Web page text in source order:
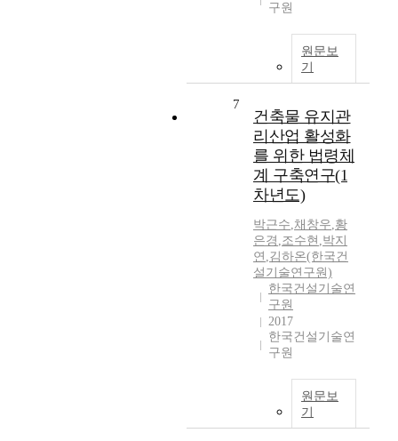
구원
원문보
기
7
건축물 유지관
리산업 활성화
를 위한 법령체
계 구축연구(1
차년도)
박근수,채창우,황
은경 ,조수현 ,박지
연 ,김하온(한국건
설기술연구원)
한국건설기술연
구원
2017
한국건설기술연
구원
원문보
기